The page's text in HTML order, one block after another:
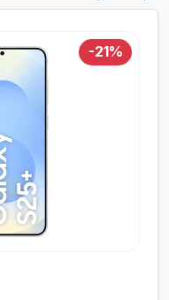
-21%